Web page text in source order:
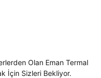
Olan Eman Termal
İçin Sizleri Bekliyor.